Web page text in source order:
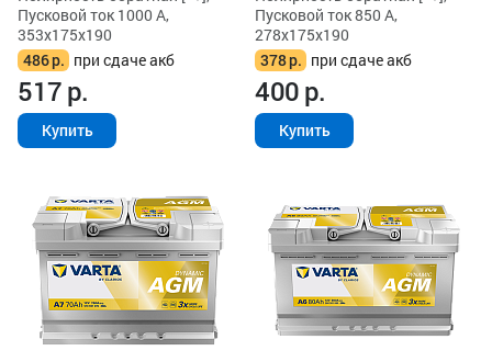
Пусковой ток 1000 А,
353x175x190
486р. при сдаче акб
517р.
Купить
Пусковой ток 850 А,
278x175x190
378р. при сдаче акб
400р.
Купить